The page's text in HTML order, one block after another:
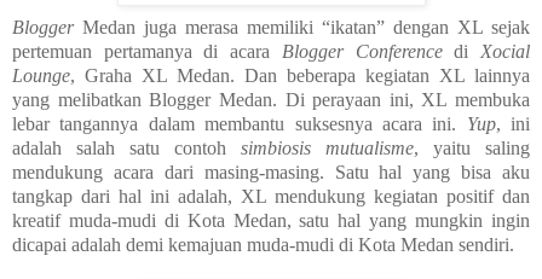
BloggerMedan juga merasa memiliki “ikatan” dengan XL sejak
pertemuan pertamanya di acara Blogger Conferencedi Xocial
Lounge, Graha XL Medan. Dan beberapa kegiatan XL lainnya
yang melibatkan Blogger Medan. Di perayaan ini, XL membuka
lebar tangannya dalam membantu suksesnya acara ini. Yup, ini
adalah salah satu contoh simbiosis mutualisme, yaitu saling
mendukung acara dari masing-masing. Satu hal yang bisa aku
tangkap dari hal ini adalah, XL mendukung kegiatan positif dan
kreatif muda-mudi di Kota Medan, satu hal yang mungkin ingin
dicapai adalah demi kemajuan muda-mudi di Kota Medan sendiri.